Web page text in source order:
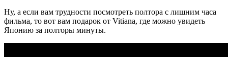
Ну, а если вам трудности посмотреть полтора с лишним часа
фильма, то вот вам подарок от Vitiana, где можно увидеть
Японию за полторы минуты.